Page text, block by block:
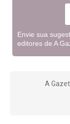
Envie sua
editores de A
A